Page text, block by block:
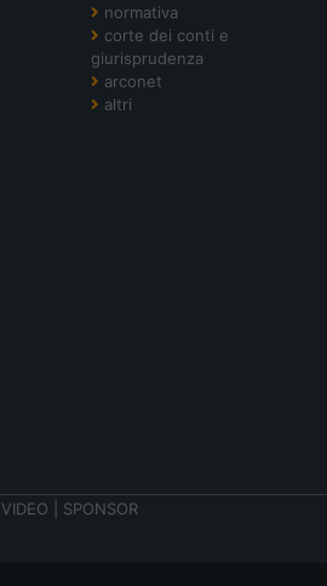
normativa
corte dei conti e
giurisprudenza
arconet
altri
VIDEO SPONSOR